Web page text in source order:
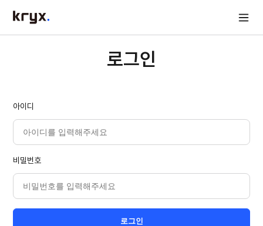
로그인
아이디
비밀번호
로그인